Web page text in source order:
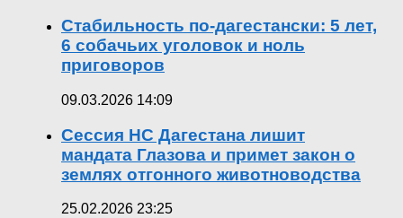
Стабильность по-дагестански: 5 лет,
6 собачьих уголовок и ноль
приговоров
09.03.2026 14:09
Сессия НС Дагестана лишит
мандата Глазова и примет закон о
землях отгонного животноводства
25.02.2026 23:25